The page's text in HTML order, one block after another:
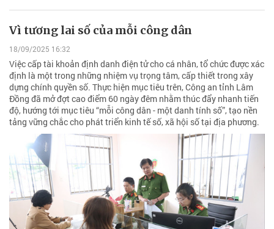
Vì tương lai số của mỗi công dân
18/09/2025 16:32
Việc cấp tài khoản định danh điện tử cho cá nhân, tổ chức được xác
định là một trong những nhiệm vụ trọng tâm, cấp thiết trong xây
dựng chính quyền số. Thực hiện mục tiêu trên, Công an tỉnh Lâm
Đồng đã mở đợt cao điểm 60 ngày đêm nhằm thúc đẩy nhanh tiến
độ, hướng tới mục tiêu “mỗi công dân - một danh tính số”, tạo nền
tảng vững chắc cho phát triển kinh tế số, xã hội số tại địa phương.